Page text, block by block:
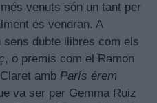
venuts són un tant per
es vendran. A
dubte llibres com els
, o premis com el Ramon
amb París érem
va ser per Gemma Ruiz